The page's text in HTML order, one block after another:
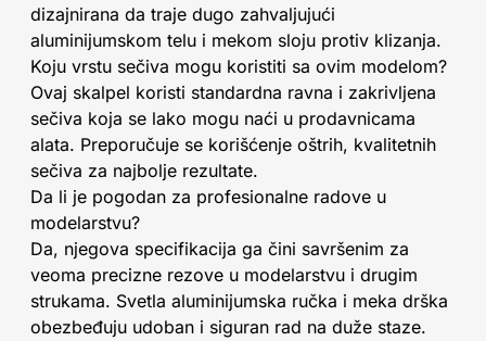
dizajnirana da traje dugo zahvaljujući
aluminijumskom telu i mekom sloju protiv klizanja.
Koju vrstu sečiva mogu koristiti sa ovim modelom?
Ovaj skalpel koristi standardna ravna i zakrivljena
sečiva koja se lako mogu naći u prodavnicama
alata. Preporučuje se korišćenje oštrih, kvalitetnih
sečiva za najbolje rezultate.
Da li je pogodan za profesionalne radove u
modelarstvu?
Da, njegova specifikacija ga čini savršenim za
veoma precizne rezove u modelarstvu i drugim
strukama. Svetla aluminijumska ručka i meka drška
obezbeđuju udoban i siguran rad na duže staze.